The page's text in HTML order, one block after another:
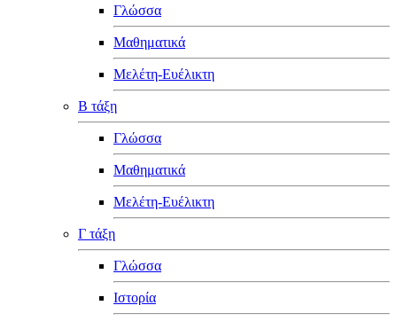
Γλώσσα
Μαθηματικά
Μελέτη-Ευέλικτη
Β τάξη
Γλώσσα
Μαθηματικά
Μελέτη-Ευέλικτη
Γ τάξη
Γλώσσα
Ιστορία